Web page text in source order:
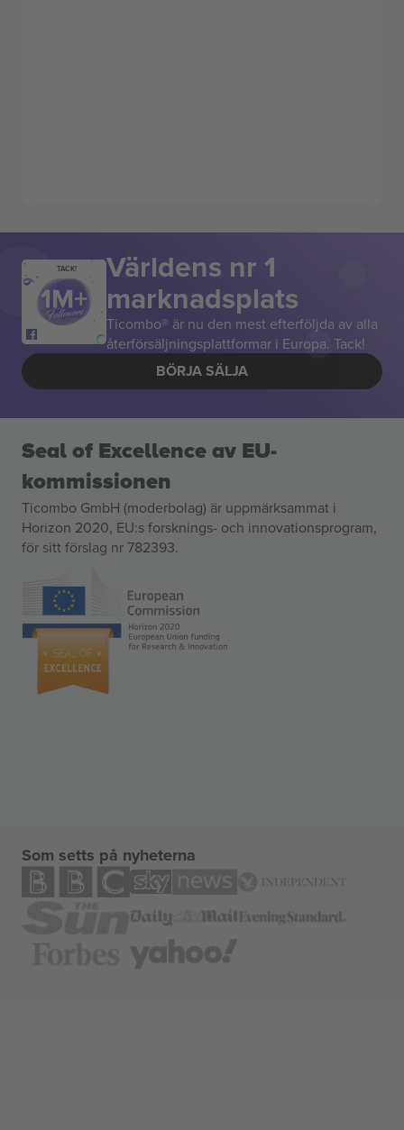
TACK! Världens nr 1
marknadsplats
Ticombo® är nu den mest efterföljda av alla
återförsäljningsplattformar i Europa. Tack!
BÖRJA SÄLJA
Seal of Excellence av EU-
kommissionen
Ticombo GmbH (moderbolag) är uppmärksammat i
Horizon 2020, EU:s forsknings- och innovationsprogram,
för sitt förslag nr 782393.
Som setts på nyheterna